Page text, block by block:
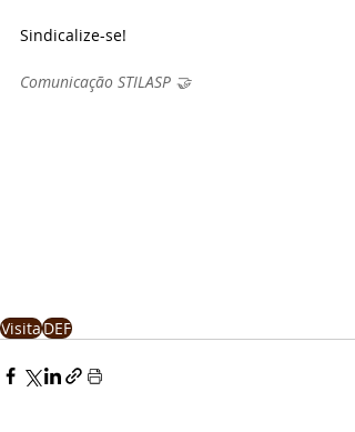
Sindicalize-se!
Comunicação STILASP 🤝
VisitaDEF